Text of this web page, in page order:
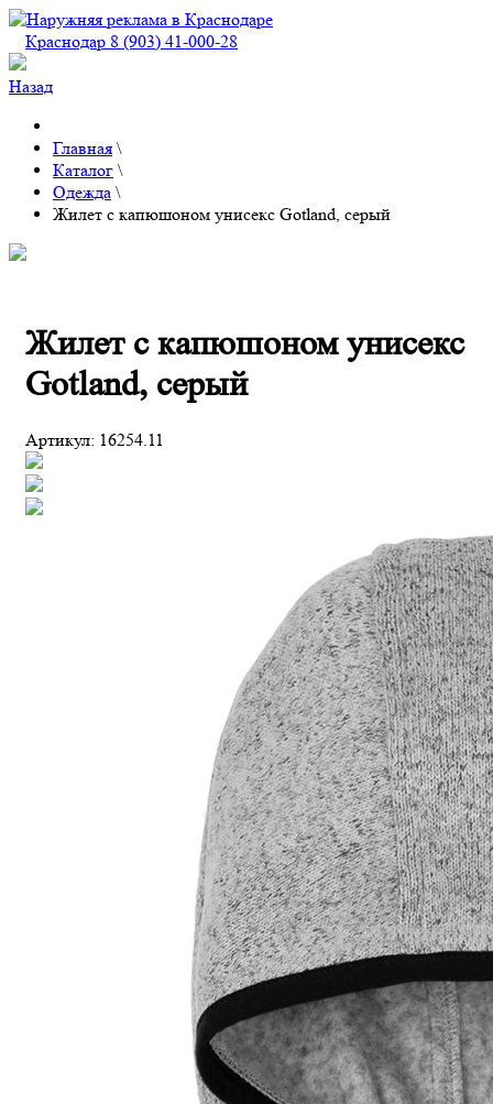
Краснодар 8 (903) 41-000-28
Назад
Главная \
Каталог \
Одежда \
Жилет с капюшоном унисекс Gotland, серый
Жилет с капюшоном унисекс
Gotland, серый
Артикул: 16254.11